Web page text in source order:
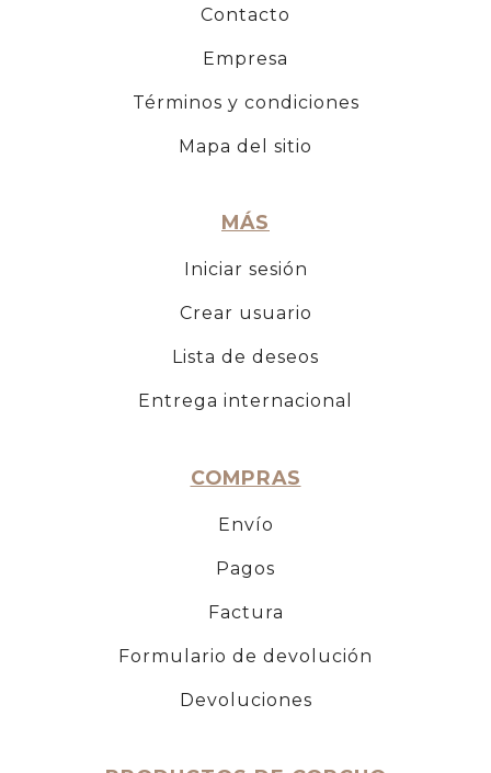
Contacto
Empresa
Términos y condiciones
Mapa del sitio
MÁS
Iniciar sesión
Crear usuario
Lista de deseos
Entrega internacional
COMPRAS
Envío
Pagos
Factura
Formulario de devolución
Devoluciones